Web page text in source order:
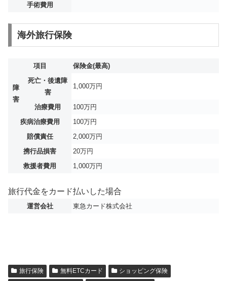
手術費用
海外旅行保険
項目 保険金(最高)
障
害
死亡・後遺障
害
1,000万円
治療費用
100万円
疾病治療費用
100万円
賠償責任
2,000万円
携行品損害
20万円
救援者費用
1,000万円
旅行代金をカード払いした場合
運営会社 東急カード株式会社
旅行保険 無料ETCカード
ショッピング保険